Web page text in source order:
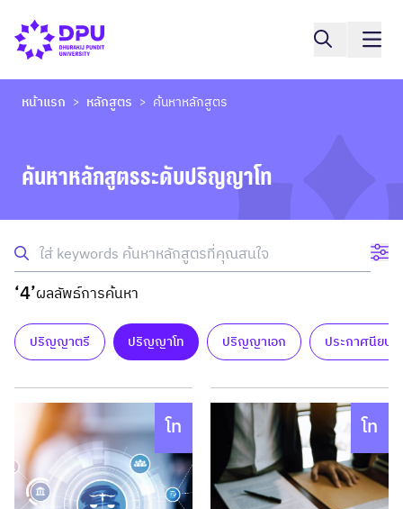
หน้าแรก > หลักสูตร > ค้นหาหลักสูตร
ค้นหาหลักสูตรระดับปริญญาโท
‘4’ผลลัพธ์การค้นหา
ปริญญาตรี ปริญญาโท ปริญญาเอก ประกาศนียบั
โท โท